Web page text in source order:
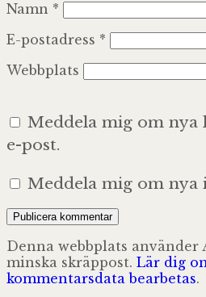
Namn *
E-postadress *
Webbplats
Meddela mig om nya
e-post.
Meddela mig om nya
Denna webbplats
minska skräppost. Lär dig
kommentarsdata bearbetas.